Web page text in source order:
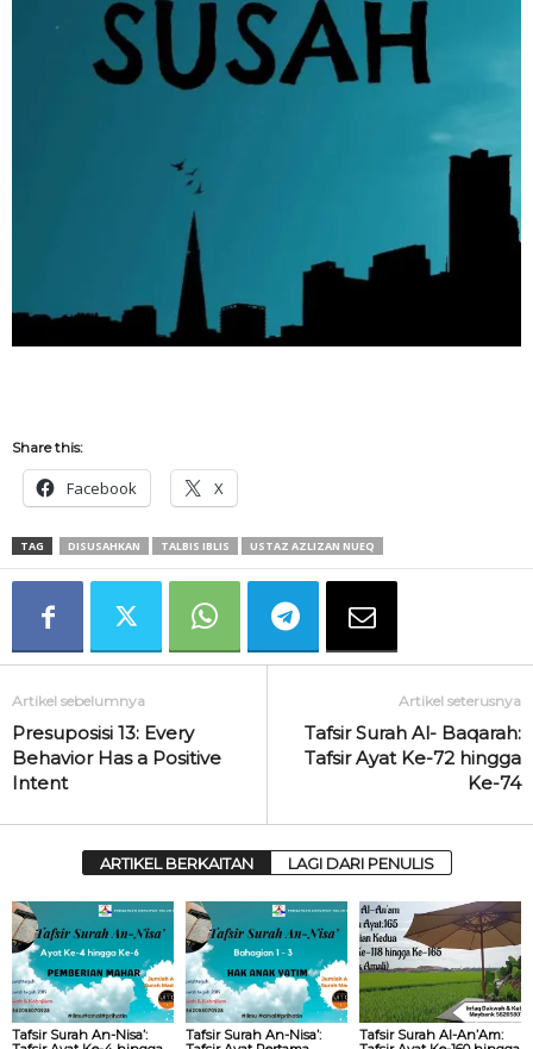
Share this:
Facebook X
TAG DISUSAHKAN TALBIS IBLIS USTAZ AZLIZAN NUEQ
Artikel sebelumnya
Presuposisi 13: Every
Behavior Has a Positive
Intent
Artikel seterusnya
Tafsir Surah Al- Baqarah:
Tafsir Ayat Ke-72 hingga
Ke-74
ARTIKEL BERKAITAN LAGI DARI PENULIS
Tafsir Surah An-Nisa’:
Tafsir Surah An-Nisa’:
Tafsir Surah Al-An’Am: